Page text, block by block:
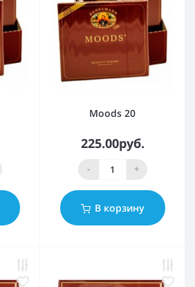
Moods 20
225.00руб.
- +
В корзину